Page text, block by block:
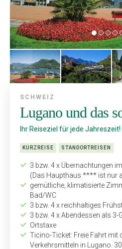
SCHWEIZ
Lugano und das
Ihr Reiseziel für jede Jahreszeit!
KURZREISE STANDORTREISEN
3 bzw. 4 x Übernachtungen
(Das Haupthaus **** ist nur
gemütliche, klimatisierte
Bad/WC
3 bzw. 4 x reichhaltiges
3 bzw. 4 x Abendessen als 3-
Ortstaxe
Ticino-Ticket: Freie Fahrt mit
Verkehrsmitteln in Lugano.